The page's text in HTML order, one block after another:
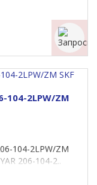
104-2LPW/ZM
104-2LPW/ZM
206-104-2..